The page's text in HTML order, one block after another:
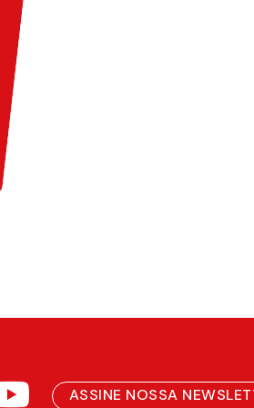
ASSINE NOSSA